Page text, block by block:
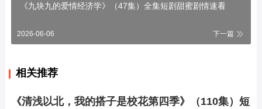
《九块九的爱情经济学》（47集）全集短剧甜蜜剧情速看
2026-06-06 下一篇
相关推荐
《清浅以北，我的搭子是校花第四季》（110集）短